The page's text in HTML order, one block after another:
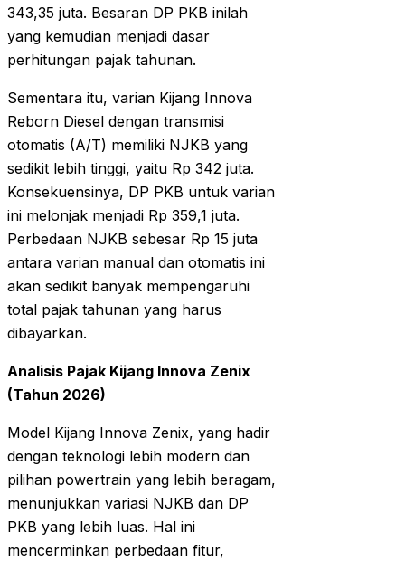
343,35 juta. Besaran DP PKB inilah
yang kemudian menjadi dasar
perhitungan pajak tahunan.
Sementara itu, varian Kijang Innova
Reborn Diesel dengan transmisi
otomatis (A/T) memiliki NJKB yang
sedikit lebih tinggi, yaitu Rp 342 juta.
Konsekuensinya, DP PKB untuk varian
ini melonjak menjadi Rp 359,1 juta.
Perbedaan NJKB sebesar Rp 15 juta
antara varian manual dan otomatis ini
akan sedikit banyak mempengaruhi
total pajak tahunan yang harus
dibayarkan.
Analisis Pajak Kijang Innova Zenix
(Tahun 2026)
Model Kijang Innova Zenix, yang hadir
dengan teknologi lebih modern dan
pilihan powertrain yang lebih beragam,
menunjukkan variasi NJKB dan DP
PKB yang lebih luas. Hal ini
mencerminkan perbedaan fitur,